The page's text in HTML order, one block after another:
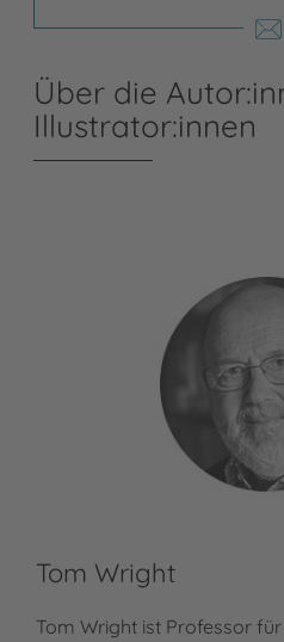
Über die
Illustrator:innen
Tom Wright
Tom Wright ist Professor